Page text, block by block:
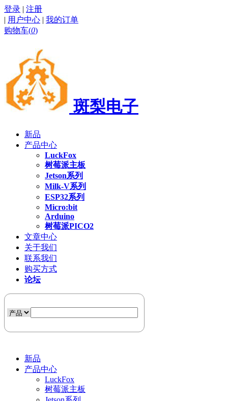
登录 | 注册
| 用户中心 | 我的订单
购物车(0)
斑梨电子
新品
产品中心
LuckFox
树莓派主板
Jetson系列
Milk-V系列
ESP32系列
Micro:bit
Arduino
树莓派PICO2
文章中心
关于我们
联系我们
购买方式
论坛
新品
产品中心
LuckFox
树莓派主板